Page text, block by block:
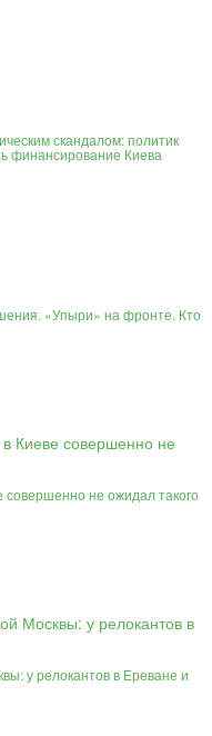
скандалом: политик
финансирование Киева
«Упыри» на фронте. Кто
совершенно не ожидал такого
у релокантов в Ереване и